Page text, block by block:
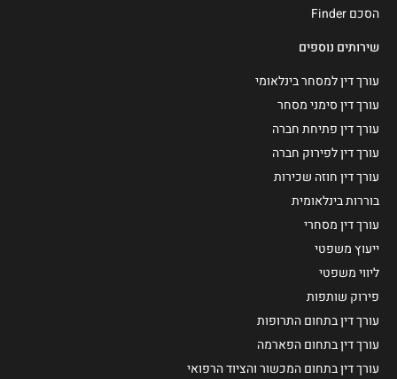
הסכם Finder
שירותים נוספים
עורך דין למסחר בינלאומי
עורך דין סימני מסחר
עורך דין פתיחת חברה
עורך דין לפירוק חברה
עורך דין חוזה שכירות
בוררות בינלאומית
עורך דין מסחרי
ייעוץ משפטי
ליווי משפטי
פירוק שותפות
עורך דין בתחום התרופות
עורך דין בתחום הפארמה
עורך דין בתחום המכשור והציוד הרפואי